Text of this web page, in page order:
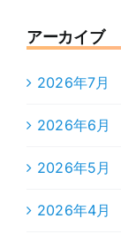
アーカイブ
2026年7月
2026年6月
2026年5月
2026年4月